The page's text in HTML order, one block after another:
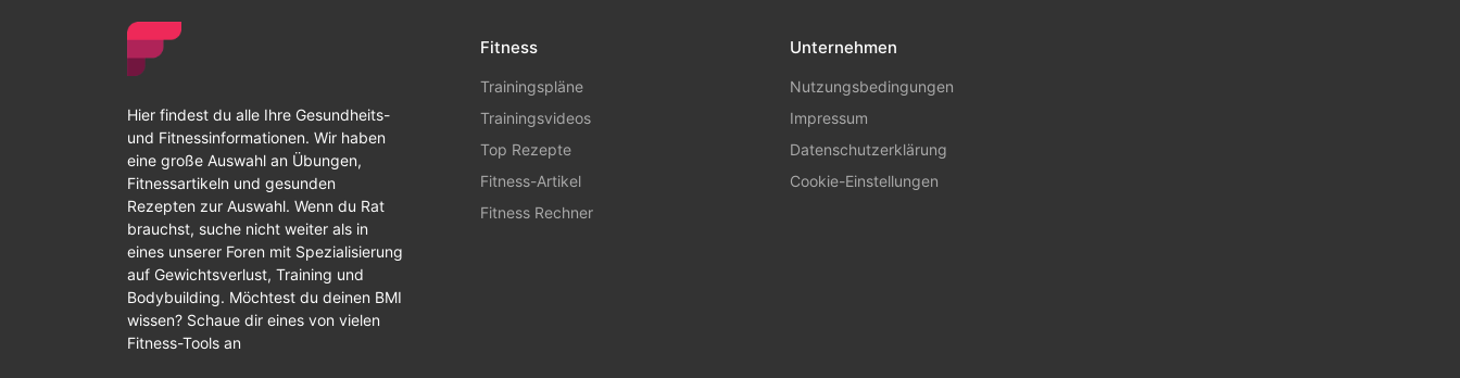
Hier findest du alle Ihre Gesundheits-
und Fitnessinformationen. Wir haben
eine große Auswahl an Übungen,
Fitnessartikeln und gesunden
Rezepten zur Auswahl. Wenn du Rat
brauchst, suche nicht weiter als in
eines unserer Foren mit Spezialisierung
auf Gewichtsverlust, Training und
Bodybuilding. Möchtest du deinen BMI
wissen? Schaue dir eines von vielen
Fitness-Tools an
Fitness
Trainingspläne
Trainingsvideos
Top Rezepte
Fitness-Artikel
Fitness Rechner
Unternehmen
Nutzungsbedingungen
Impressum
Datenschutzerklärung
Cookie-Einstellungen